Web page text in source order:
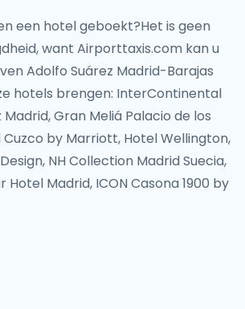
een hotel geboekt?Het is geen
want Airporttaxis.com kan u
Adolfo Suárez Madrid-Barajas
hotels brengen: InterContinental
Madrid, Gran Meliá Palacio de los
Cuzco by Marriott, Hotel Wellington,
NH Collection Madrid Suecia,
Hotel Madrid, ICON Casona 1900 by